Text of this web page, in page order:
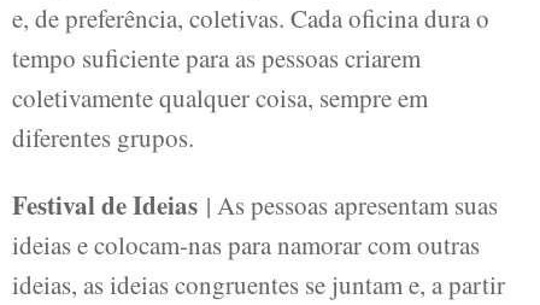
e, de preferência, coletivas. Cada oficina dura o
tempo suficiente para as pessoas criarem
coletivamente qualquer coisa, sempre em
diferentes grupos.
Festival de Ideias | As pessoas apresentam suas
ideias e colocam-nas para namorar com outras
ideias, as ideias congruentes se juntam e, a partir